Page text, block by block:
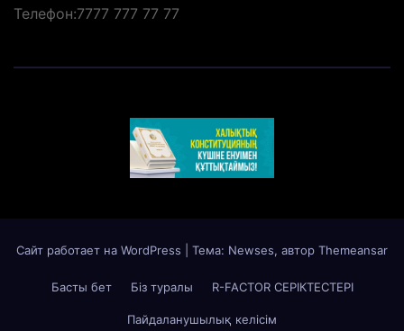
Телефон:7777 777 77 77
Сайт работает на WordPress Тема: Newses, автор Themeansar
Басты бет Біз туралы R-FACTOR СЕРІКТЕСТЕРІ
Пайдаланушылық келісім